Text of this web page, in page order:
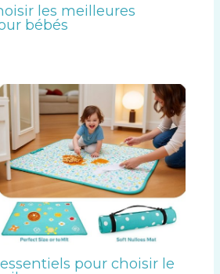
les meilleures
bébés
pour choisir le